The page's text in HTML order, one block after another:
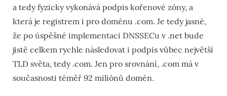
a tedy fyzicky vykonává podpis kořenové zóny, a
která je registrem i pro doménu .com. Je tedy jasné,
že po úspěšné implementaci DNSSECu v .net bude
jistě celkem rychle následovat i podpis vůbec největší
TLD světa, tedy .com. Jen pro srovnání, .com má v
současnosti téměř 92 miliónů domén.